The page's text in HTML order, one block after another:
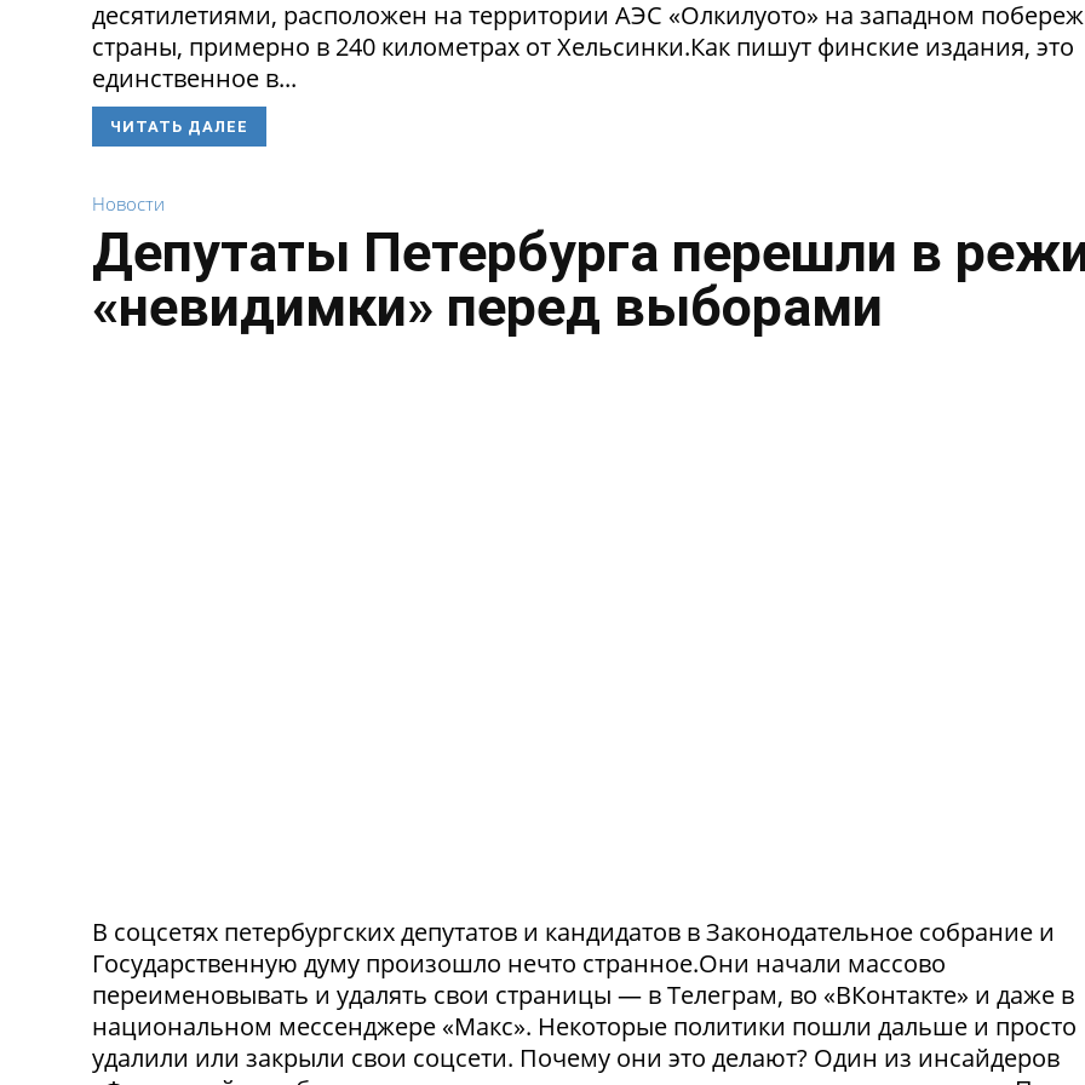
десятилетиями, расположен на территории АЭС «Олкилуото» на западном
страны, примерно в 240 километрах от Хельсинки.Как пишут финские издания, это
единственное в...
ЧИТАТЬ ДАЛЕЕ
Новости
Депутаты Петербурга перешли в
«невидимки» перед выборами
В соцсетях петербургских депутатов и кандидатов в Законодательное собрание и
Государственную думу произошло нечто странное.Они начали массово
переименовывать и удалять свои страницы — в Телеграм, во «ВКонтакте» и даже в
национальном мессенджере «Макс». Некоторые политики пошли дальше и просто
удалили или закрыли свои соцсети. Почему они это делают? Один из инсайдеров